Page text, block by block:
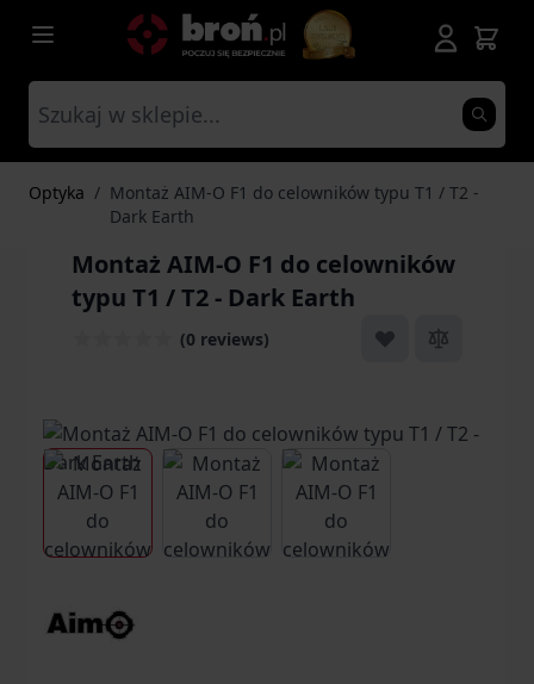
Przejdź do treści
Optyka / Montaż AIM-O F1 do celowników typu T1 / T2 -
Dark Earth
Montaż AIM-O F1 do celowników
typu T1 / T2 - Dark Earth
(0 reviews)
View larger imageView larger imageView larger image